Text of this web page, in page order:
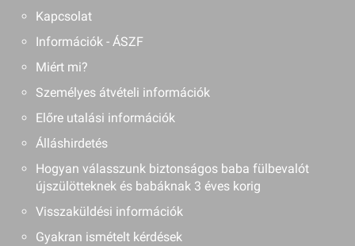
Kapcsolat
Információk - ÁSZF
Miért mi?
Személyes átvételi információk
Előre utalási információk
Álláshirdetés
Hogyan válasszunk biztonságos baba fülbevalót
újszülötteknek és babáknak 3 éves korig
Visszaküldési információk
Gyakran ismételt kérdések